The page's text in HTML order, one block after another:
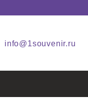
info@1souvenir.ru